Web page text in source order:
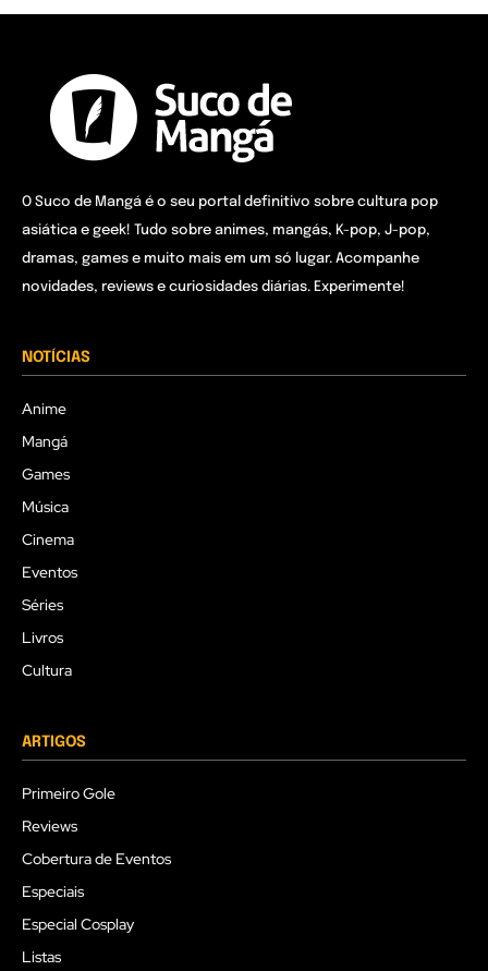
O Suco de Mangá é o seu portal definitivo sobre cultura pop
asiática e geek! Tudo sobre animes, mangás, K-pop, J-pop,
dramas, games e muito mais em um só lugar. Acompanhe
novidades, reviews e curiosidades diárias. Experimente!
NOTÍCIAS
Anime
Mangá
Games
Música
Cinema
Eventos
Séries
Livros
Cultura
ARTIGOS
Primeiro Gole
Reviews
Cobertura de Eventos
Especiais
Especial Cosplay
Listas